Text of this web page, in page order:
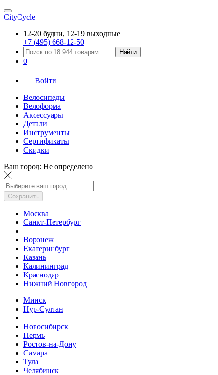
CityCycle
12-20 будни, 12-19 выходные
+7 (495) 668-12-50
Найти
0
Войти
Велосипеды
Велоформа
Аксессуары
Детали
Инструменты
Сертификаты
Скидки
Ваш город: Не определено
Сохранить
Москва
Санкт-Петербург
Воронеж
Екатеринбург
Казань
Калининград
Краснодар
Нижний Новгород
Минск
Нур-Султан
Новосибирск
Пермь
Ростов-на-Дону
Самара
Тула
Челябинск